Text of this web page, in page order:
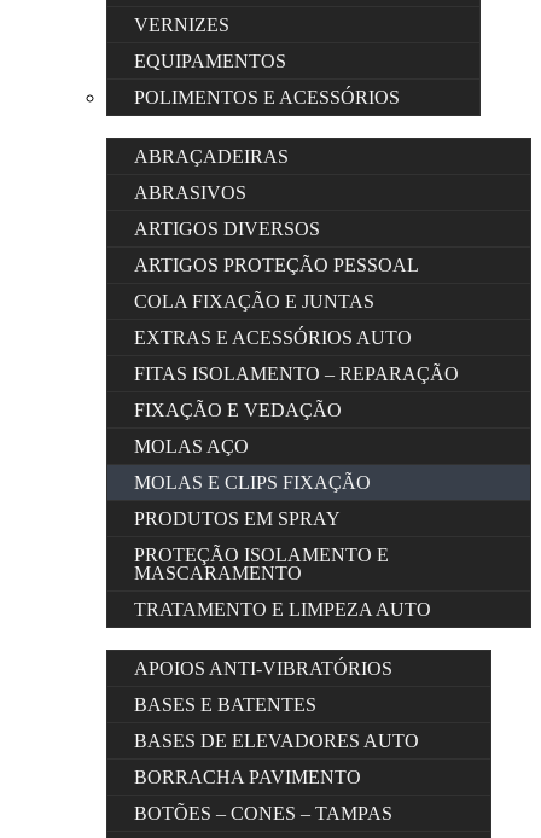
VERNIZES
EQUIPAMENTOS
POLIMENTOS E ACESSÓRIOS
ABRAÇADEIRAS
ABRASIVOS
ARTIGOS DIVERSOS
ARTIGOS PROTEÇÃO PESSOAL
COLA FIXAÇÃO E JUNTAS
EXTRAS E ACESSÓRIOS AUTO
FITAS ISOLAMENTO – REPARAÇÃO
FIXAÇÃO E VEDAÇÃO
MOLAS AÇO
MOLAS E CLIPS FIXAÇÃO
PRODUTOS EM SPRAY
PROTEÇÃO ISOLAMENTO E
MASCARAMENTO
TRATAMENTO E LIMPEZA AUTO
APOIOS ANTI-VIBRATÓRIOS
BASES E BATENTES
BASES DE ELEVADORES AUTO
BORRACHA PAVIMENTO
BOTÕES – CONES – TAMPAS